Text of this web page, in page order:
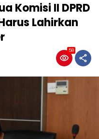
Komisi II DPRD
Lahirkan
58